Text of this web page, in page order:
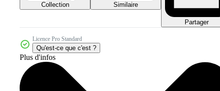
Collection Similaire
Partager
Licence Pro Standard
Qu'est-ce que c'est ?
Plus d'infos